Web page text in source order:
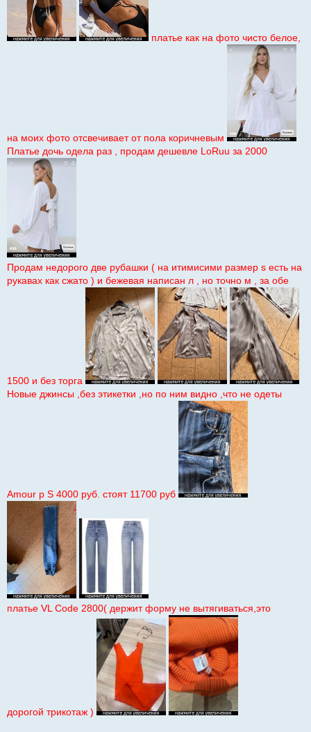
платье как на фото чисто белое,
на моих фото отсвечивает от пола коричневым
Платье дочь одела раз , продам дешевле LoRuu за 2000
Продам недорого две рубашки ( на итимисими размер s есть на
рукавах как сжато ) и бежевая написан л , но точно м , за обе
1500 и без торга
Новые джинсы ,без этикетки ,но по ним видно ,что не одеты
Amour р S 4000 руб. стоят 11700 руб
платье VL Code 2800( держит форму не вытягиваться,это
дорогой трикотаж )